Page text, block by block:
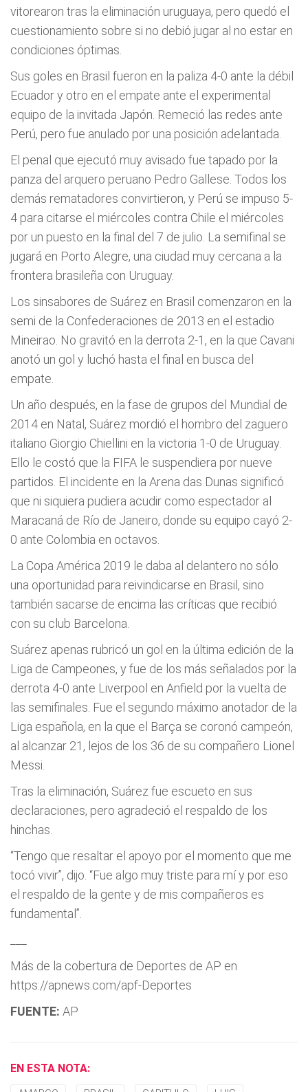
vitorearon tras la eliminación uruguaya, pero quedó el
cuestionamiento sobre si no debió jugar al no estar en
condiciones óptimas.
Sus goles en Brasil fueron en la paliza 4-0 ante la débil
Ecuador y otro en el empate ante el experimental
equipo de la invitada Japón. Remeció las redes ante
Perú, pero fue anulado por una posición adelantada.
El penal que ejecutó muy avisado fue tapado por la
panza del arquero peruano Pedro Gallese. Todos los
demás rematadores convirtieron, y Perú se impuso 5-
4 para citarse el miércoles contra Chile el miércoles
por un puesto en la final del 7 de julio. La semifinal se
jugará en Porto Alegre, una ciudad muy cercana a la
frontera brasileña con Uruguay.
Los sinsabores de Suárez en Brasil comenzaron en la
semi de la Confederaciones de 2013 en el estadio
Mineirao. No gravitó en la derrota 2-1, en la que Cavani
anotó un gol y luchó hasta el final en busca del
empate.
Un año después, en la fase de grupos del Mundial de
2014 en Natal, Suárez mordió el hombro del zaguero
italiano Giorgio Chiellini en la victoria 1-0 de Uruguay.
Ello le costó que la FIFA le suspendiera por nueve
partidos. El incidente en la Arena das Dunas significó
que ni siquiera pudiera acudir como espectador al
Maracaná de Río de Janeiro, donde su equipo cayó 2-
0 ante Colombia en octavos.
La Copa América 2019 le daba al delantero no sólo
una oportunidad para reivindicarse en Brasil, sino
también sacarse de encima las críticas que recibió
con su club Barcelona.
Suárez apenas rubricó un gol en la última edición de la
Liga de Campeones, y fue de los más señalados por la
derrota 4-0 ante Liverpool en Anfield por la vuelta de
las semifinales. Fue el segundo máximo anotador de la
Liga española, en la que el Barça se coronó campeón,
al alcanzar 21, lejos de los 36 de su compañero Lionel
Messi.
Tras la eliminación, Suárez fue escueto en sus
declaraciones, pero agradeció el respaldo de los
hinchas.
“Tengo que resaltar el apoyo por el momento que me
tocó vivir”, dijo. “Fue algo muy triste para mí y por eso
el respaldo de la gente y de mis compañeros es
fundamental”.
Más de la cobertura de Deportes de AP en
https://apnews.com/apf-Deportes
FUENTE: AP
EN ESTA NOTA: